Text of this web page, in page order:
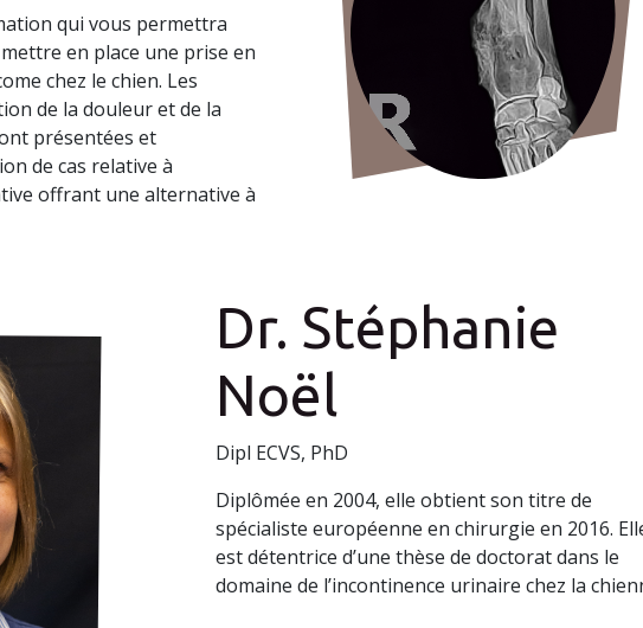
qui vous permettra
en place une prise en
chez le chien. Les
de la douleur et de la
présentées et
de cas relative à
offrant une alternative à
Dr. Stéphanie
Noël
Dipl ECVS, PhD
Diplômée en 2004, elle obtient son titre de
spécialiste européenne en chirurgie en 2016.
est détentrice d’une thèse de doctorat dans le
domaine de l’incontinence urinaire chez la